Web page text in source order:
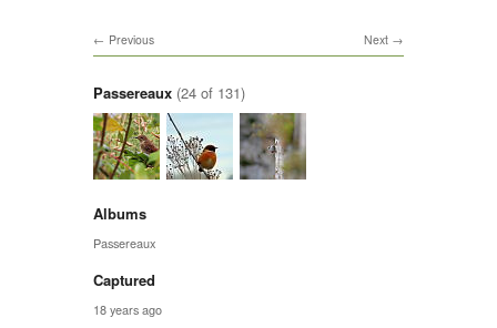
Next
Previous
Passereaux (24 of 131)
Albums
Passereaux
Captured
18 years ago